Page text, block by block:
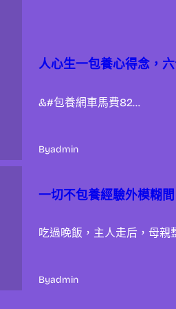
人心生一包養心得念，
&#包養網車馬費82…
Byadmin
一切不包養經驗外模糊間
吃過晚飯，主人走后，母親
Byadmin